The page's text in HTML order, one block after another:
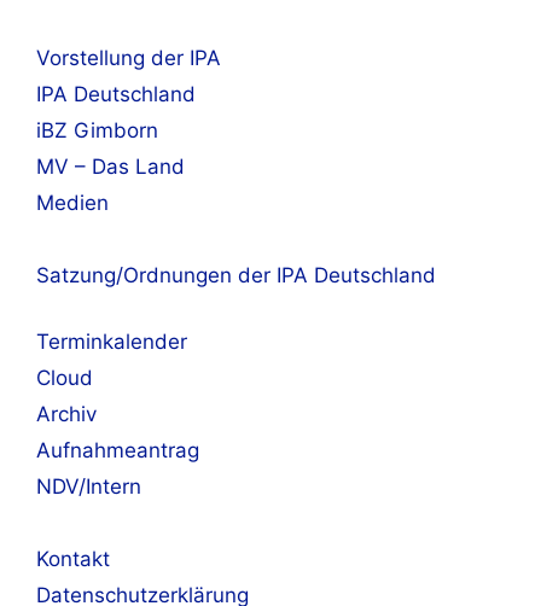
Vorstellung der IPA
IPA Deutschland
iBZ Gimborn
MV – Das Land
Medien
Satzung/Ordnungen der IPA Deutschland
Terminkalender
Cloud
Archiv
Aufnahmeantrag
NDV/Intern
Kontakt
Datenschutzerklärung